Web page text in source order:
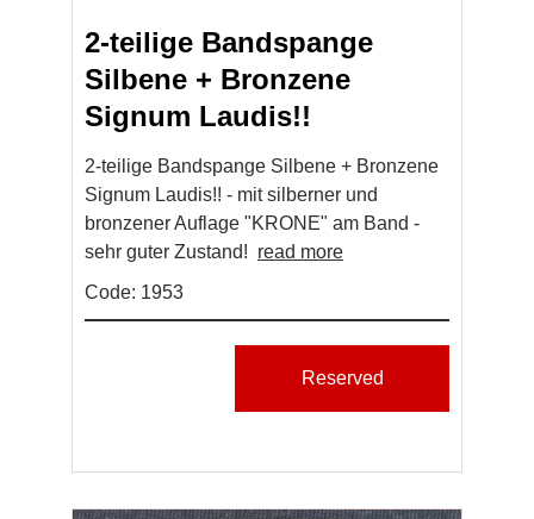
2-teilige Bandspange
Silbene + Bronzene
Signum Laudis!!
2-teilige Bandspange Silbene + Bronzene
Signum Laudis!! - mit silberner und
bronzener Auflage "KRONE" am Band -
sehr guter Zustand! read more
Code: 1953
Reserved